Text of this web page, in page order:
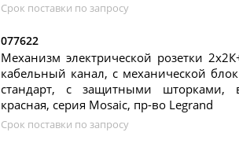
Срок поставки по запросу
077622
Механизм электрической розетки
кабельный канал, с механической
стандарт, с защитными шторками,
красная, серия Mosaic, пр-во Legrand
Срок поставки по запросу